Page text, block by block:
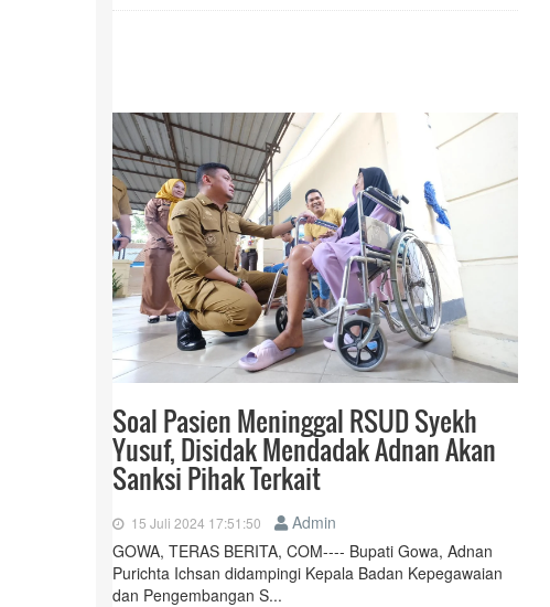
Soal Pasien Meninggal RSUD Syekh
Yusuf, Disidak Mendadak Adnan Akan
Sanksi Pihak Terkait
15 Juli 2024 17:51:50
Admin
GOWA, TERAS BERITA, COM---- Bupati Gowa, Adnan
Purichta Ichsan didampingi Kepala Badan Kepegawaian
dan Pengembangan S...